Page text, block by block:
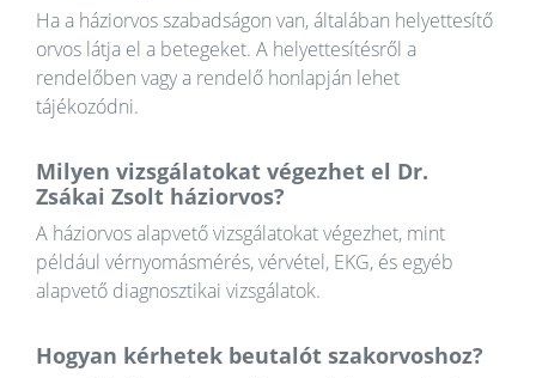
Ha a háziorvos szabadságon van, általában helyettesítő
orvos látja el a betegeket. A helyettesítésről a
rendelőben vagy a rendelő honlapján lehet
tájékozódni.
Milyen vizsgálatokat végezhet el Dr.
Zsákai Zsolt háziorvos?
A háziorvos alapvető vizsgálatokat végezhet, mint
például vérnyomásmérés, vérvétel, EKG, és egyéb
alapvető diagnosztikai vizsgálatok.
Hogyan kérhetek beutalót szakorvoshoz?